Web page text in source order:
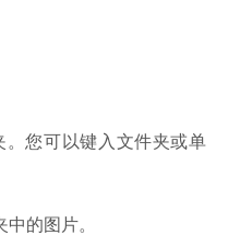
您可以键入文件夹或单
的图片。